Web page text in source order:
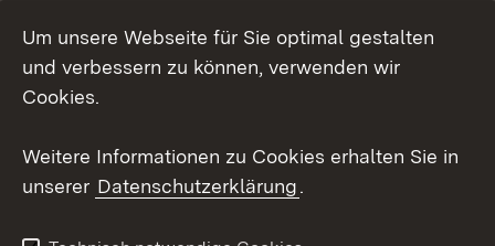
Social Wall
Youtube
Kontakt
Datenschutz
Um unsere Webseite für Sie optimal gestalten
und verbessern zu können, verwenden wir
Cookies.
Weitere Informationen zu Cookies erhalten Sie in
unserer Datenschutzerklärung.